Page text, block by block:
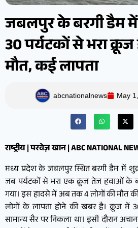
जबलपुर के बरगी डैम में
30 पर्यटकों से भरा
मौत, कई लापता
abcnationalnews May
राष्ट्रीय | परवेज़ खान | ABC NATIONAL
मध्य प्रदेश के जबलपुर स्थित बरगी डैम में
जब पर्यटकों से भरा एक क्रूज तेज हवाओं के
गया। इस हादसे में अब तक 4 लोगों की मौत
लोगों के लापता होने की खबर है। क्रूज में
सामान्य सैर पर निकला था। इसी दौरान